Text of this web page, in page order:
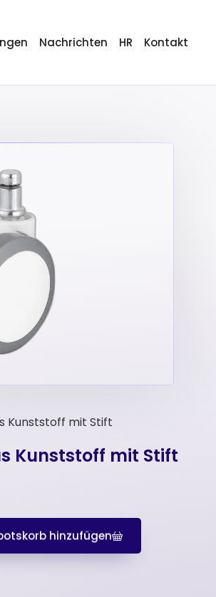
Nachrichten HR Kontakt
Kunststoff mit Stift
Kunststoff mit Stift
hinzufügen